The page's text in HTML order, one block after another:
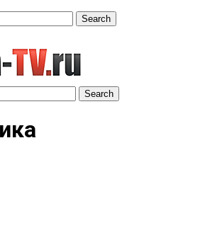
Search
Search